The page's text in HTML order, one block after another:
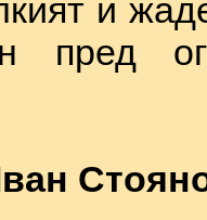
и
пред